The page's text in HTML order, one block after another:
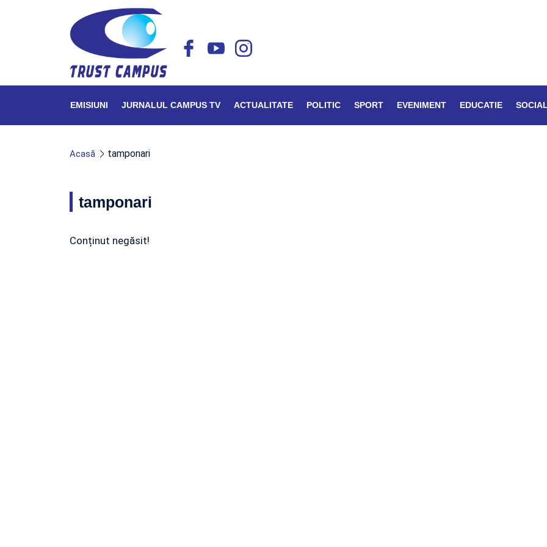
EMISIUNI JURNALUL CAMPUS TV ACTUALITATE POLITIC SPORT EVENIMENT EDUCATIE
Acasă tamponari
tamponari
Conținut negăsit!